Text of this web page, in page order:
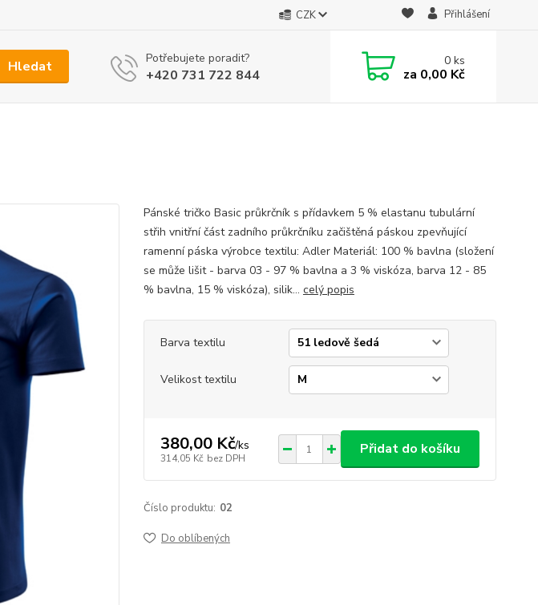
CZK Přihlášení
Hledat Potřebujete poradit?
+420 731 722 844
0ks
za 0,00 Kč
Pánské tričko Basic průkrčník s přídavkem 5 % elastanu tubulární
střih vnitřní část zadního průkrčníku začištěná páskou zpevňující
ramenní páska výrobce textilu: Adler Materiál: 100 % bavlna (složení
se může lišit - barva 03 - 97 % bavlna a 3 % viskóza, barva 12 - 85
% bavlna, 15 % viskóza), silik... celý popis
Barva textilu
Velikost textilu
380,00 Kč/ks
314,05 Kč bez DPH
Přidat do košíku
Číslo produktu: 02
Do oblíbených